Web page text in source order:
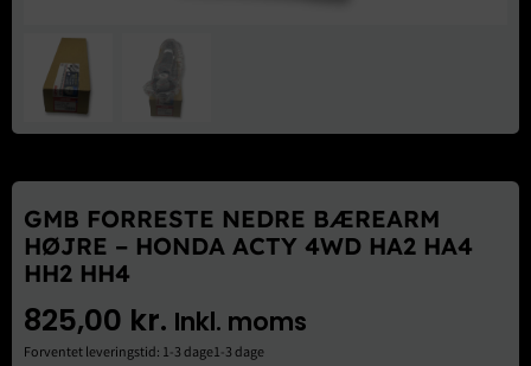
Kontakt Os
GMB FORRESTE NEDRE BÆREARM
HØJRE – HONDA ACTY 4WD HA2 HA4
HH2 HH4
825,00 kr. Inkl. moms
Forventet leveringstid: 1-3 dage1-3 dage